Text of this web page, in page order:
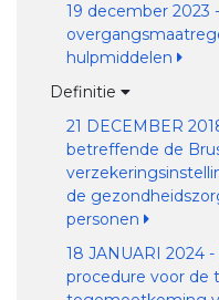
19 december 2023
hulpmiddelen
Definitie
21 DECEMBER
betreffende de
de
personen
18 JANUARI 2024
procedure voor de